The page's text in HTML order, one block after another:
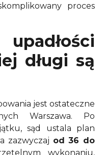
proces
długi są
jest ostateczne
Warszawa. Po
sąd ustala plan
zazwyczaj od 36 do
wykonaniu,